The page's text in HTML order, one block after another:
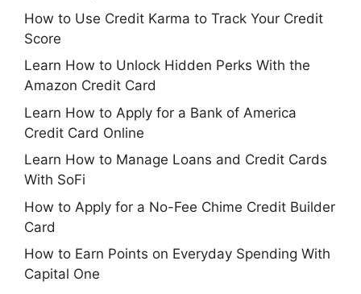
How to Use Credit Karma to Track Your Credit
Score
Learn How to Unlock Hidden Perks With the
Amazon Credit Card
Learn How to Apply for a Bank of America
Credit Card Online
Learn How to Manage Loans and Credit Cards
With SoFi
How to Apply for a No-Fee Chime Credit Builder
Card
How to Earn Points on Everyday Spending With
Capital One